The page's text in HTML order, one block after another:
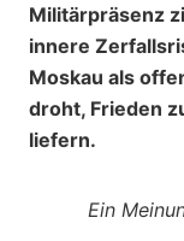
Militärpräsenz
innere
Moskau als
droht, Frieden
liefern.
Ein